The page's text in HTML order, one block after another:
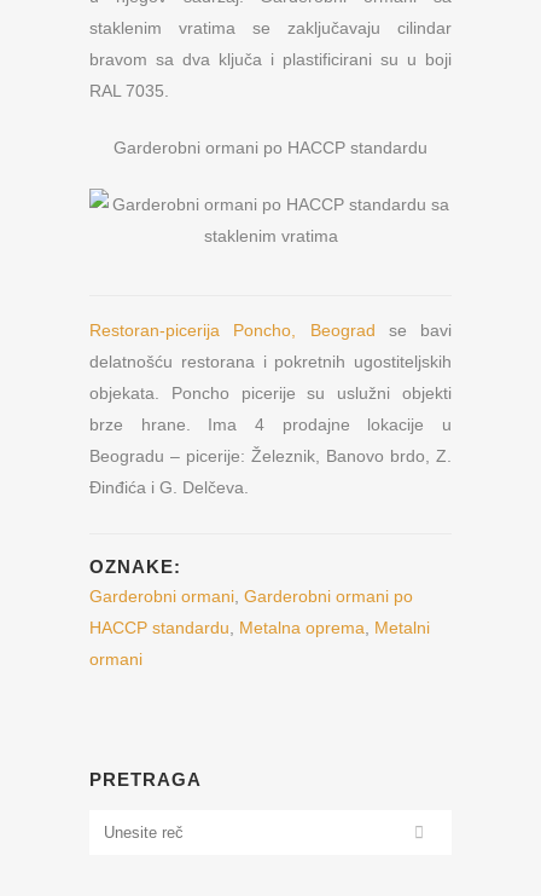
staklenim vratima se zaključavaju cilindar
bravom sa dva ključa i plastificirani su u boji
RAL 7035.
Garderobni ormani po HACCP standardu
Restoran-picerija Poncho, Beograd se bavi
delatnošću restorana i pokretnih ugostiteljskih
objekata. Poncho picerije su uslužni objekti
brze hrane. Ima 4 prodajne lokacije u
Beogradu – picerije: Železnik, Banovo brdo, Z.
Đinđića i G. Delčeva.
OZNAKE:
Garderobni ormani Garderobni ormani po
HACCP standardu
Metalna oprema
Metalni
ormani
PRETRAGA